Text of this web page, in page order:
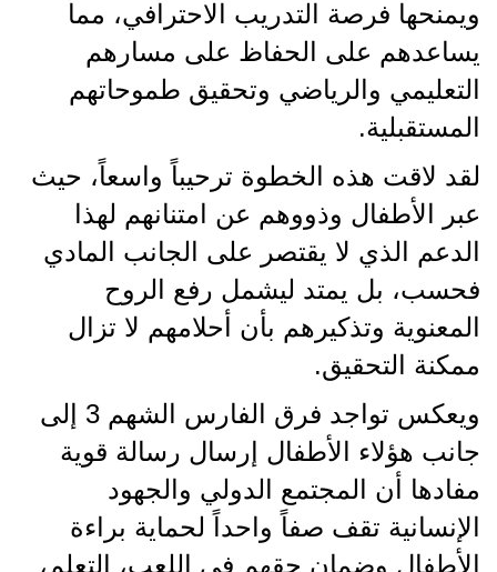
ويمنحها فرصة التدريب الاحترافي، مما
يساعدهم على الحفاظ على مسارهم
التعليمي والرياضي وتحقيق طموحاتهم
المستقبلية.
لقد لاقت هذه الخطوة ترحيباً واسعاً، حيث
عبر الأطفال وذووهم عن امتنانهم لهذا
الدعم الذي لا يقتصر على الجانب المادي
فحسب، بل يمتد ليشمل رفع الروح
المعنوية وتذكيرهم بأن أحلامهم لا تزال
ممكنة التحقيق.
ويعكس تواجد فرق الفارس الشهم 3 إلى
جانب هؤلاء الأطفال إرسال رسالة قوية
مفادها أن المجتمع الدولي والجهود
الإنسانية تقف صفاً واحداً لحماية براءة
الأطفال وضمان حقهم في اللعب، التعلم،